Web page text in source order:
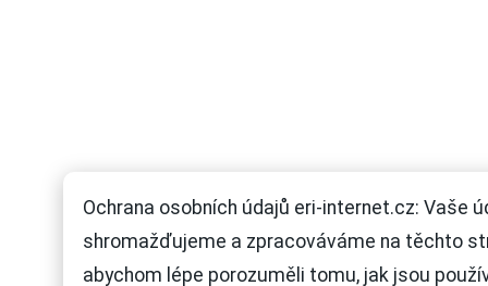
Ochrana osobních údajů eri-internet.cz: Vaše
shromažďujeme a zpracováváme na těchto
abychom lépe porozuměli tomu, jak jsou